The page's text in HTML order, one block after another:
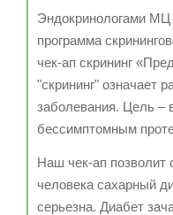
Эндокринологами МЦ
программа
чек-ап скрининг
"скрининг" означает
заболевания. Цель –
бессимптомным
Наш чек-ап позволит
человека сахарный
серьезна. Диабет